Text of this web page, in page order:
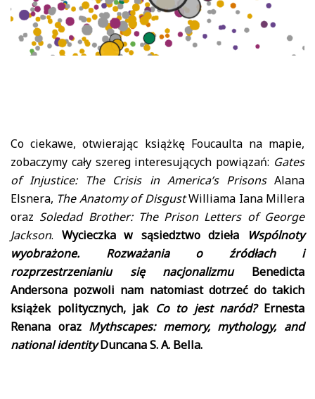
Co ciekawe, otwierając książkę Foucaulta na mapie,
zobaczymy cały szereg interesujących powiązań: Gates
of Injustice: The Crisis in America’s PrisonsAlana
Elsnera, The Anatomy of DisgustWilliama Iana Millera
oraz Soledad Brother: The Prison Letters of George
Jackson. Wycieczka w sąsiedztwo dzieła
Wspólnoty
wyobrażone. Rozważania o źródłach i
rozprzestrzenianiu się nacjonalizmuBenedicta
Andersona pozwoli nam natomiast dotrzeć do takich
książek politycznych, jak Co to jest naród?Ernesta
Renana oraz Mythscapes: memory, mythology, and
national identityDuncana S. A. Bella.